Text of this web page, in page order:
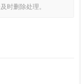
时删除处理。